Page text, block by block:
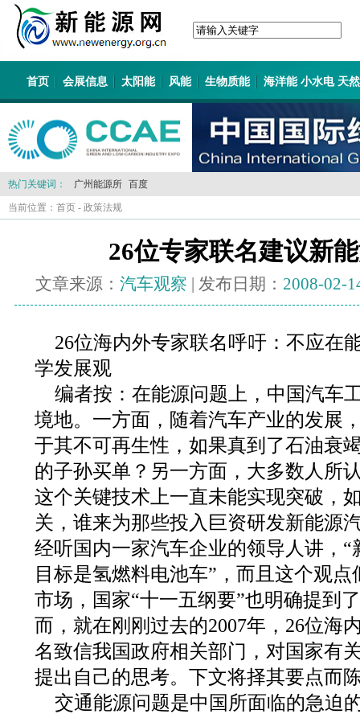
首页 会展信息 太阳能 风能 生物质能 海洋能 小水电 天
热门关键词： 广州能源所 百度
当前位置： 首页 - 政策法规
26位专家联名建议新
文章来源： 汽车观察 | 发布日期： 2008-02-
26位海内外专家联名呼吁：不应在
学发展观
编者按：在能源问题上，中国汽车
境地。一方面，随着汽车产业的发展
于其不可再生性，如果真到了石油衰
的子孙买单？另一方面，大多数人所
这个关键技术上一直未能实现突破，
关，谁来为那些投入巨资研发新能源
经听国内一家汽车企业的领导人讲，
目标是氢燃料电池车”，而且这个观
市场，国家“十一五纲要”也明确提到
而，就在刚刚过去的2007年，26位海
名致信我国政府相关部门，对国家有
提出自己的思考。下文将择其要点而
交通能源问题是中国所面临的急迫